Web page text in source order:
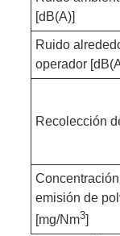
[dB(A)]
Ruido
operador
Recolección
emisión de
[mg/Nm3]